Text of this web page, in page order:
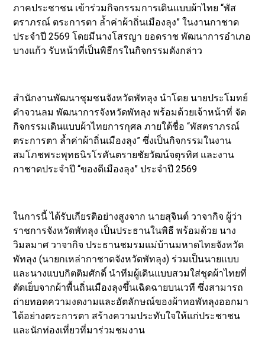
ภาคประชาชน เข้าร่วมกิจกรรมการเดินแบบผ้าไทย “พัส
ตราภรณ์ ตระการตา ล้ำค่าผ้าถิ่นเมืองลุง” ในงานกาชาด
ประจำปี 2569 โดยมีนางโสรญา ยอดราช พัฒนาการอำเภอ
บางแก้ว รับหน้าที่เป็นพิธีกรในกิจกรรมดังกล่าว
สำนักงานพัฒนาชุมชนจังหวัดพัทลุง นำโดย นายประโมทย์
ดำจวนลม พัฒนาการจังหวัดพัทลุง พร้อมด้วยเจ้าหน้าที่ จัด
กิจกรรมเดินแบบผ้าไทยการกุศล ภายใต้ชื่อ “พัสตราภรณ์
ตระการตา ล้ำค่าผ้าถิ่นเมืองลุง” ซึ่งเป็นกิจกรรมในงาน
สมโภชพระพุทธนิรโรคันตรายชัยวัฒน์จตุรทิศ และงาน
กาชาดประจำปี “ของดีเมืองลุง” ประจำปี 2569
ในการนี้ ได้รับเกียรติอย่างสูงจาก นายสุจินต์ วาจากิจ ผู้ว่า
ราชการจังหวัดพัทลุง เป็นประธานในพิธี พร้อมด้วย นาง
วิมลมาศ วาจากิจ ประธานชมรมแม่บ้านมหาดไทยจังหวัด
พัทลุง (นายกเหล่ากาชาดจังหวัดพัทลุง) ร่วมเป็นนายแบบ
และนางแบบกิตติมศักดิ์ นำทีมผู้เดินแบบสวมใส่ชุดผ้าไทยที่
ตัดเย็บจากผ้าพื้นถิ่นเมืองลุงขึ้นเฉิดฉายบนเวที ซึ่งสามารถ
ถ่ายทอดความงดงามและอัตลักษณ์ของผ้าทอพัทลุงออกมา
ได้อย่างตระการตา สร้างความประทับใจให้แก่ประชาชน
และนักท่องเที่ยวที่มาร่วมชมงาน